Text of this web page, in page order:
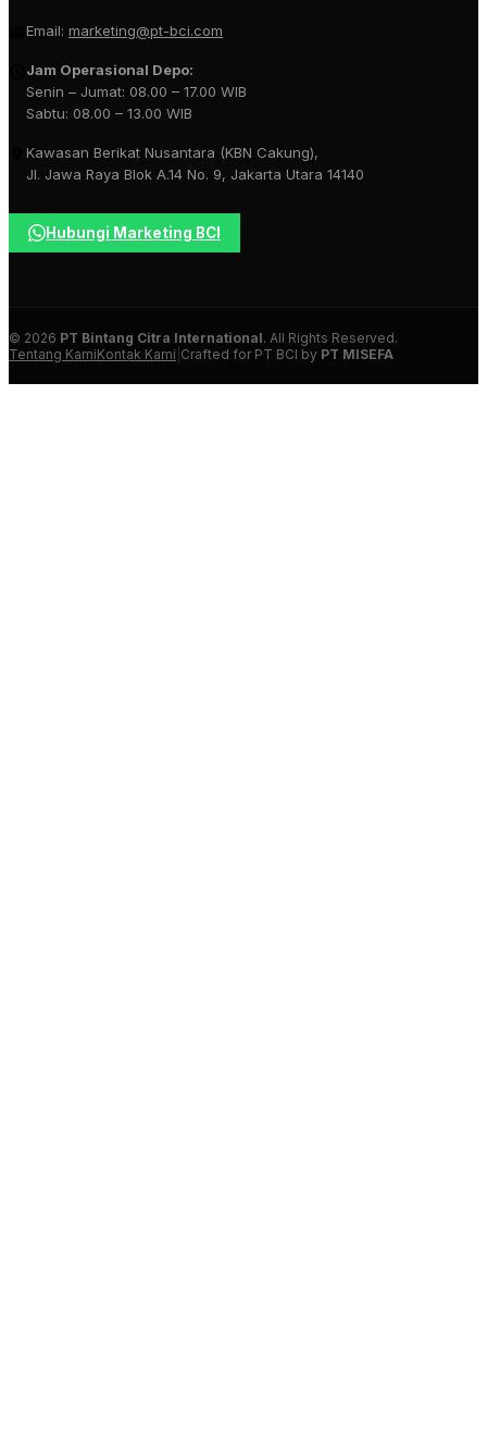
Email: marketing@pt-bci.com
Jam Operasional Depo:
Senin – Jumat: 08.00 – 17.00 WIB
Sabtu: 08.00 – 13.00 WIB
Kawasan Berikat Nusantara (KBN Cakung),
Jl. Jawa Raya Blok A.14 No. 9, Jakarta Utara 14140
Hubungi Marketing BCI
© 2026 PT Bintang Citra International. All Rights Reserved.
Tentang KamiKontak Kami Crafted for PT BCI by PT MISEFA